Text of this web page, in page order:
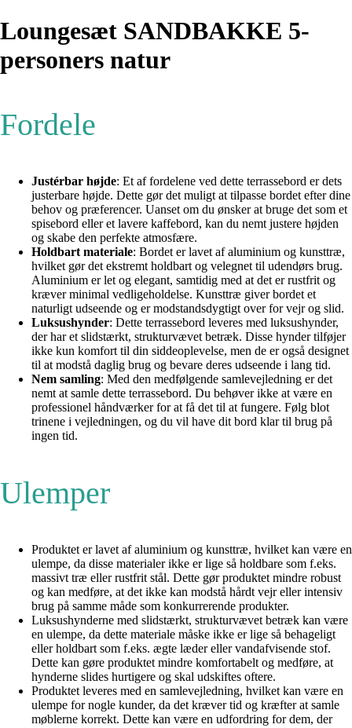
Loungesæt SANDBAKKE 5-
personers natur
Fordele
Justérbar højde: Et af fordelene ved dette terrassebord er dets
justerbare højde. Dette gør det muligt at tilpasse bordet efter dine
behov og præferencer. Uanset om du ønsker at bruge det som et
spisebord eller et lavere kaffebord, kan du nemt justere højden
og skabe den perfekte atmosfære.
Holdbart materiale: Bordet er lavet af aluminium og kunsttræ,
hvilket gør det ekstremt holdbart og velegnet til udendørs brug.
Aluminium er let og elegant, samtidig med at det er rustfrit og
kræver minimal vedligeholdelse. Kunsttræ giver bordet et
naturligt udseende og er modstandsdygtigt over for vejr og slid.
Luksushynder: Dette terrassebord leveres med luksushynder,
der har et slidstærkt, strukturvævet betræk. Disse hynder tilføjer
ikke kun komfort til din siddeoplevelse, men de er også designet
til at modstå daglig brug og bevare deres udseende i lang tid.
Nem samling: Med den medfølgende samlevejledning er det
nemt at samle dette terrassebord. Du behøver ikke at være en
professionel håndværker for at få det til at fungere. Følg blot
trinene i vejledningen, og du vil have dit bord klar til brug på
ingen tid.
Ulemper
Produktet er lavet af aluminium og kunsttræ, hvilket kan være en
ulempe, da disse materialer ikke er lige så holdbare som f.eks.
massivt træ eller rustfrit stål. Dette gør produktet mindre robust
og kan medføre, at det ikke kan modstå hårdt vejr eller intensiv
brug på samme måde som konkurrerende produkter.
Luksushynderne med slidstærkt, strukturvævet betræk kan være
en ulempe, da dette materiale måske ikke er lige så behageligt
eller holdbart som f.eks. ægte læder eller vandafvisende stof.
Dette kan gøre produktet mindre komfortabelt og medføre, at
hynderne slides hurtigere og skal udskiftes oftere.
Produktet leveres med en samlevejledning, hvilket kan være en
ulempe for nogle kunder, da det kræver tid og kræfter at samle
møblerne korrekt. Dette kan være en udfordring for dem, der